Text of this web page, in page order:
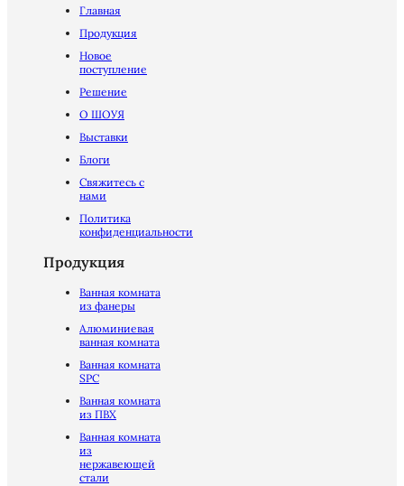
Главная
Продукция
Новое
поступление
Решение
О ШОУЯ
Выставки
Блоги
Свяжитесь с
нами
Политика
конфиденциальности
Продукция
Ванная комната
из фанеры
Алюминиевая
ванная комната
Ванная комната
SPC
Ванная комната
из ПВХ
Ванная комната
из
нержавеющей
стали